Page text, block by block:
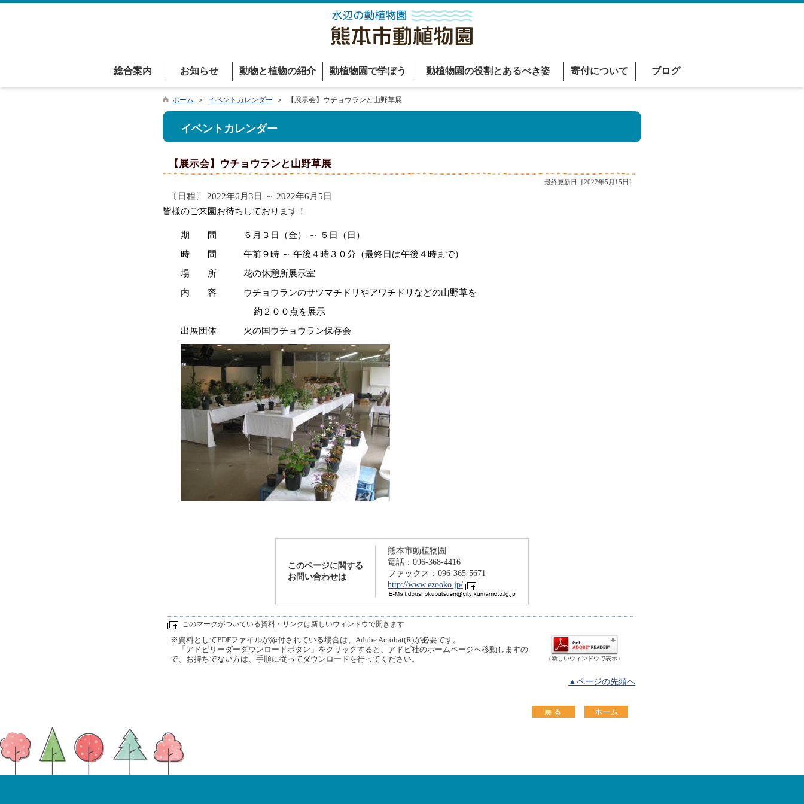
総合案内 お知らせ 動物と植物の紹介 動植物園で学ぼう 動植物園の役割とあるべき姿 寄付について ブログ
ホーム ＞ イベントカレンダー ＞ 【展示会】ウチョウランと山野草展
イベントカレンダー
【展示会】ウチョウランと山野草展
最終更新日［2022年5月15日］
〔日程〕 2022年6月3日 ～ 2022年6月5日
皆様のご来園お待ちしております！
期 間 ６月３日（金） ～ ５日（日）
時 間 午前９時 ～ 午後４時３０分（最終日は午後４時まで）
場 所 花の休憩所展示室
内 容 ウチョウランのサツマチドリやアワチドリなどの山野草を
約２００点を展示
出展団体 火の国ウチョウラン保存会
このページに関する
お問い合わせは
熊本市動植物園
電話：096-368-4416
ファックス：096-365-5671
http://www.ezooko.jp/
このマークがついている資料・リンクは新しいウィンドウで開きます
※資料としてPDFファイルが添付されている場合は、Adobe Acrobat(R)が必要です。
「アドビリーダーダウンロードボタン」をクリックすると、アドビ社のホームページへ移動しますの
で、お持ちでない方は、手順に従ってダウンロードを行ってください。
（新しいウィンドウで表示）
▲ページの先頭へ